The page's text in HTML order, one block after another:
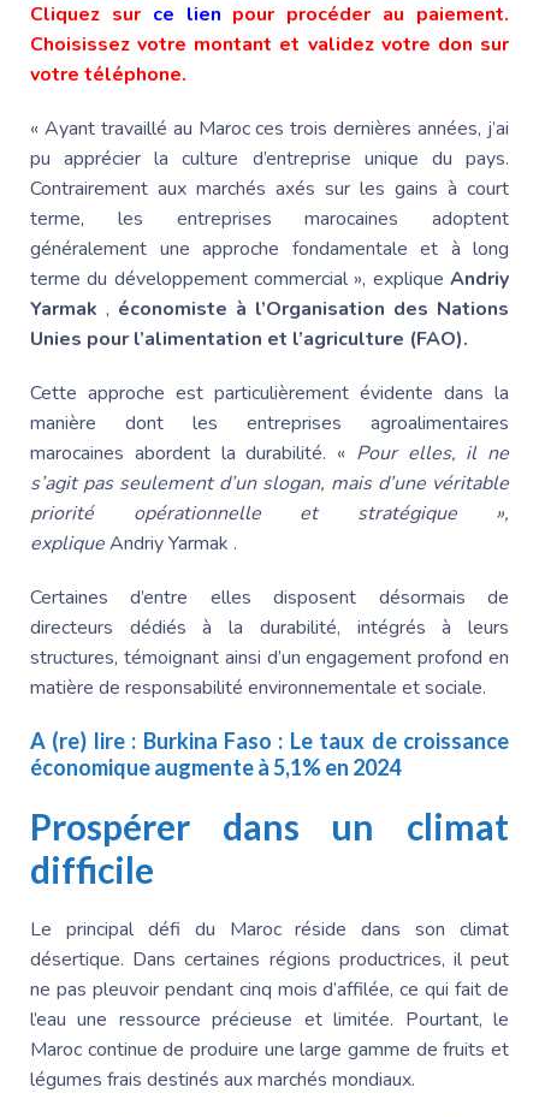
Cliquez sur ce lien pour procéder au paiement.
Choisissez votre montant et validez votre don sur
votre téléphone.
« Ayant travaillé au Maroc ces trois dernières années, j’ai
pu apprécier la culture d’entreprise unique du pays.
Contrairement aux marchés axés sur les gains à court
terme, les entreprises marocaines adoptent
généralement une approche fondamentale et à long
terme du développement commercial », explique Andriy
Yarmak , économiste à l’Organisation des Nations
Unies pour l’alimentation et l’agriculture (FAO).
Cette approche est particulièrement évidente dans la
manière dont les entreprises agroalimentaires
marocaines abordent la durabilité. « Pour elles, il ne
s’agit pas seulement d’un slogan, mais d’une véritable
priorité opérationnelle et stratégique »,
expliqueAndriy Yarmak .
Certaines d’entre elles disposent désormais de
directeurs dédiés à la durabilité, intégrés à leurs
structures, témoignant ainsi d’un engagement profond en
matière de responsabilité environnementale et sociale.
A (re) lire : Burkina Faso : Le taux de croissance
économique augmente à 5,1% en 2024
Prospérer dans un climat
difficile
Le principal défi du Maroc réside dans son climat
désertique. Dans certaines régions productrices, il peut
ne pas pleuvoir pendant cinq mois d’affilée, ce qui fait de
l’eau une ressource précieuse et limitée. Pourtant, le
Maroc continue de produire une large gamme de fruits et
légumes frais destinés aux marchés mondiaux.